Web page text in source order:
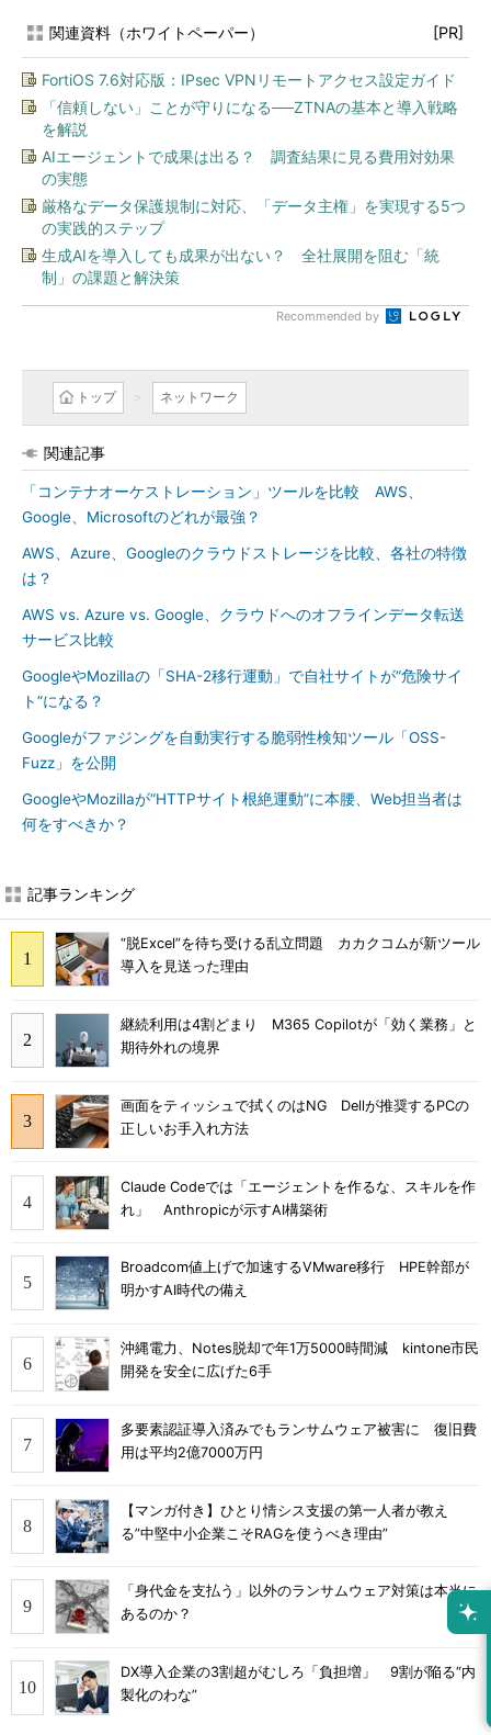
関連資料（ホワイトペーパー） [PR]
FortiOS 7.6対応版：IPsec VPNリモートアクセス設定ガイド
「信頼しない」ことが守りになる──ZTNAの基本と導入戦略
を解説
AIエージェントで成果は出る？ 調査結果に見る費用対効果
の実態
厳格なデータ保護規制に対応、「データ主権」を実現する5つ
の実践的ステップ
生成AIを導入しても成果が出ない？ 全社展開を阻む「統
制」の課題と解決策
Recommended by
トップ ネットワーク
関連記事
「コンテナオーケストレーション」ツールを比較 AWS、
Google、Microsoftのどれが最強？
AWS、Azure、Googleのクラウドストレージを比較、各社の特徴
は？
AWS vs. Azure vs. Google、クラウドへのオフラインデータ転送
サービス比較
GoogleやMozillaの「SHA-2移行運動」で自社サイトが“危険サイ
ト”になる？
Googleがファジングを自動実行する脆弱性検知ツール「OSS-
Fuzz」を公開
GoogleやMozillaが“HTTPサイト根絶運動”に本腰、Web担当者は
何をすべきか？
記事ランキング
“脱Excel”を待ち受ける乱立問題 カカクコムが新ツール
導入を見送った理由
継続利用は4割どまり M365 Copilotが「効く業務」と
期待外れの境界
画面をティッシュで拭くのはNG Dellが推奨するPCの
正しいお手入れ方法
Claude Codeでは「エージェントを作るな、スキルを作
れ」 Anthropicが示すAI構築術
Broadcom値上げで加速するVMware移行 HPE幹部が
明かすAI時代の備え
沖縄電力、Notes脱却で年1万5000時間減 kintone市民
開発を安全に広げた6手
多要素認証導入済みでもランサムウェア被害に 復旧費
用は平均2億7000万円
【マンガ付き】ひとり情シス支援の第一人者が教え
る”中堅中小企業こそRAGを使うべき理由”
「身代金を支払う」以外のランサムウェア対策は本当に
あるのか？
DX導入企業の3割超がむしろ「負担増」 9割が陥る“内
製化のわな”